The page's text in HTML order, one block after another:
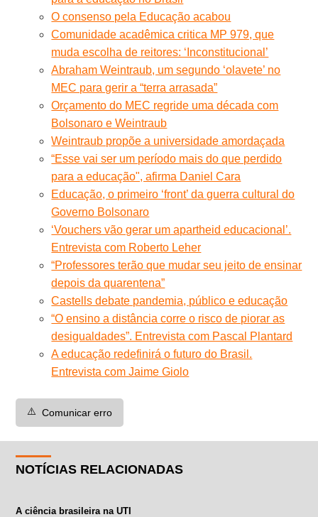
O consenso pela Educação acabou
Comunidade acadêmica critica MP 979, que
muda escolha de reitores: ‘Inconstitucional’
Abraham Weintraub, um segundo ‘olavete’ no
MEC para gerir a “terra arrasada”
Orçamento do MEC regride uma década com
Bolsonaro e Weintraub
Weintraub propõe a universidade amordaçada
“Esse vai ser um período mais do que perdido
para a educação", afirma Daniel Cara
Educação, o primeiro ‘front’ da guerra cultural do
Governo Bolsonaro
‘Vouchers vão gerar um apartheid educacional’.
Entrevista com Roberto Leher
“Professores terão que mudar seu jeito de ensinar
depois da quarentena”
Castells debate pandemia, público e educação
“O ensino a distância corre o risco de piorar as
desigualdades”. Entrevista com Pascal Plantard
A educação redefinirá o futuro do Brasil.
Entrevista com Jaime Giolo
⚠️ Comunicar erro
NOTÍCIAS RELACIONADAS
A ciência brasileira na UTI